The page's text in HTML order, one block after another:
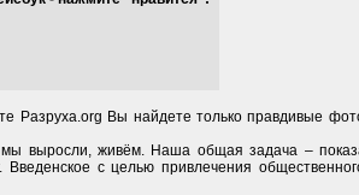
Разруха.org Вы найдете только правдивые
выросли, живём. Наша общая задача –
с целью привлечения